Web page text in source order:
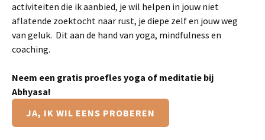
activiteiten die ik aanbied, je wil helpen in jouw niet
aflatende zoektocht naar rust, je diepe zelf en jouw weg
van geluk. Dit aan de hand van yoga, mindfulness en
coaching.
Neem een gratis proefles yoga of meditatie bij
Abhyasa!
JA, IK WIL EENS PROBEREN